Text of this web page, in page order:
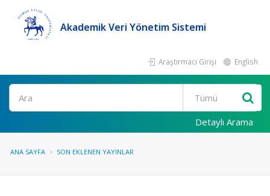
Akademik Veri Yönetim Sistemi
Araştırmacı Girişi English
Ara
Detaylı Arama
ANA SAYFA SON EKLENEN YAYINLAR